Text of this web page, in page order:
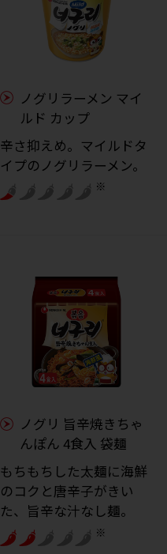
ノグリラーメン マイ
ルド カップ
辛さ抑えめ。マイルドタ
イプのノグリラーメン。
※
ノグリ 旨辛焼きちゃ
んぽん 4食入 袋麺
もちもちした太麺に海鮮
のコクと唐辛子がきい
た、旨辛な汁なし麺。
※